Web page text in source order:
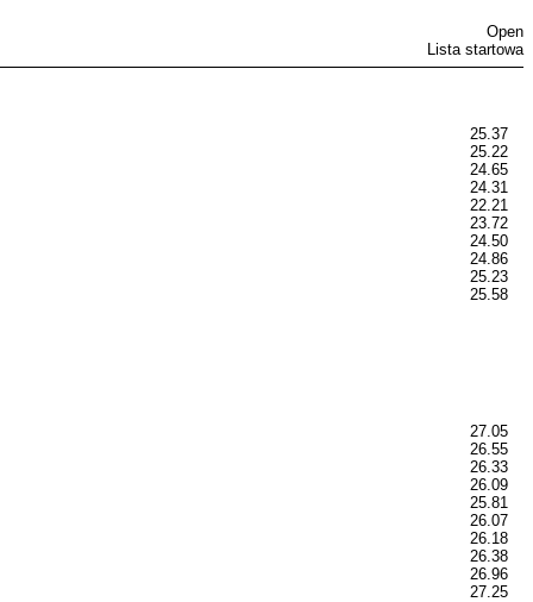
Open
Lista startowa
25.37
25.22
24.65
24.31
22.21
23.72
24.50
24.86
25.23
25.58
27.05
26.55
26.33
26.09
25.81
26.07
26.18
26.38
26.96
27.25